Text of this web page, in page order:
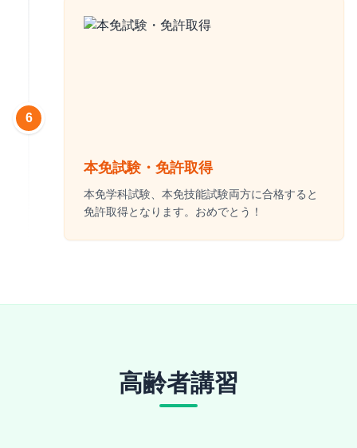
6
本免試験・免許取得
本免学科試験、本免技能試験両方に合格すると
免許取得となります。おめでとう！
高齢者講習